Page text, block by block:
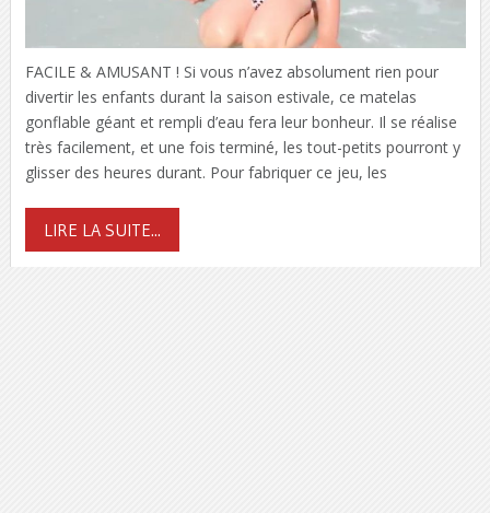
FACILE & AMUSANT ! Si vous n’avez absolument rien pour
divertir les enfants durant la saison estivale, ce matelas
gonflable géant et rempli d’eau fera leur bonheur. Il se réalise
très facilement, et une fois terminé, les tout-petits pourront y
glisser des heures durant. Pour fabriquer ce jeu, les
LIRE LA SUITE...